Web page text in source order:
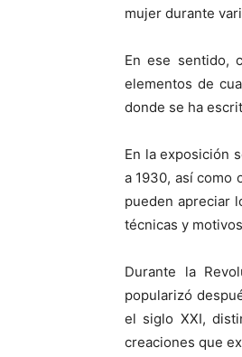
mujer durante
En ese sentido,
elementos de
donde se ha
En la exposición
a 1930, así como
pueden apreciar
técnicas y
Durante la
popularizó
el siglo XXI,
creaciones que